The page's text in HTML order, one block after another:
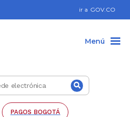
(Dirección, teléfono, etc.)
ir a GOV.CO
PAGOS BOGOTÁ
Buscar
Menú